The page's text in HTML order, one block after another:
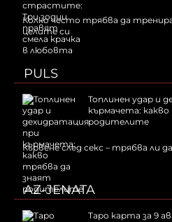
Колко често трябва да
целите си
PULS
Топлинен удар и
кърмачета:
родителите
Кървене след секс – трябва ли
AZ-JENATA
Таро карта за 9